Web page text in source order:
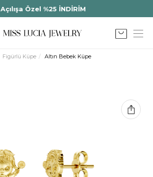
Açılışa Özel %25 İNDİRİM
Figürlü Küpe Altın Bebek Küpe